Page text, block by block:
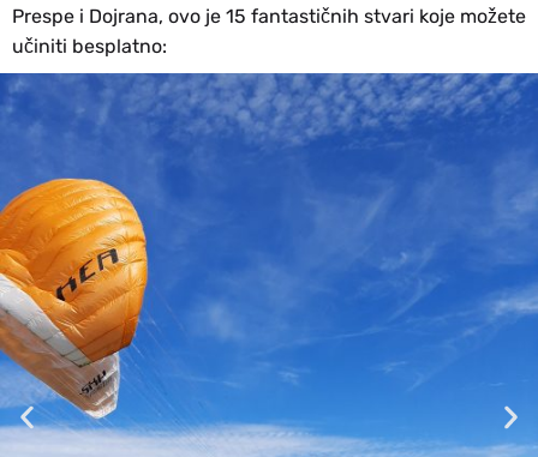
Prespe i Dojrana, ovo je 15 fantastičnih stvari koje možete
učiniti besplatno: